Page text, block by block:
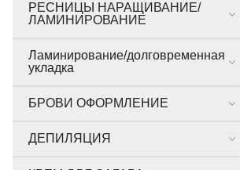
РЕСНИЦЫ НАРАЩИВАНИЕ/
ЛАМИНИРОВАНИЕ
Ламинирование/долговременная
укладка
БРОВИ ОФОРМЛЕНИЕ
ДЕПИЛЯЦИЯ